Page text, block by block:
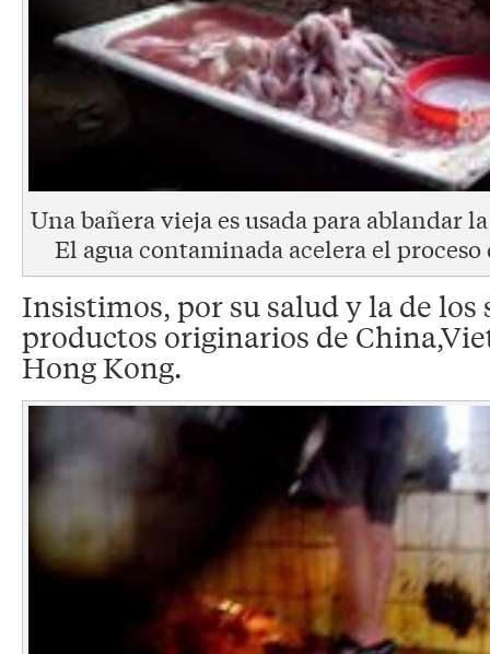
Una bañera vieja es usada para ablandar
El agua contaminada acelera el
Insistimos, por su salud y la de los
productos originarios de
Hong Kong.